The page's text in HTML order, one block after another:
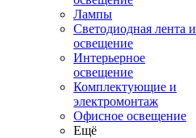
Лампы
Светодиодная лента и
освещение
Интерьерное
освещение
Комплектующие и
электромонтаж
Офисное освещение
Ещё